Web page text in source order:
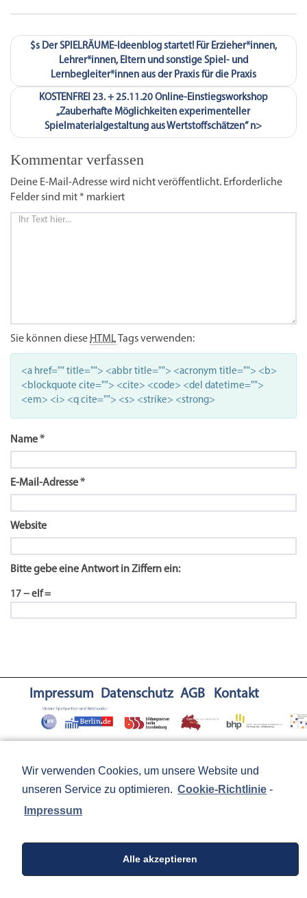
Wir verwenden Cookies, um unsere Website und
unseren Service zu optimieren. Cookie-Richtlinie -
Impressum
Alle akzeptieren
$s Der SPIELRÄUME-Ideenblog startet! Für Erzieher*innen,
Lehrer*innen, Eltern und sonstige Spiel- und
Lernbegleiter*innen aus der Praxis für die Praxis
KOSTENFREI 23. + 25.11.20 Online-Einstiegsworkshop
„Zauberhafte Möglichkeiten experimenteller
Spielmaterialgestaltung aus Wertstoffschätzen“ n>
Kommentar verfassen
Deine E-Mail-Adresse wird nicht veröffentlicht. Erforderliche
Felder sind mit* markiert
Sie können dieseHTMLTags verwenden:
<a href="" title=""> <abbr title=""> <acronym title=""> <b>
<blockquote cite=""> <cite> <code> <del datetime="">
<em> <i> <q cite=""> <s> <strike> <strong>
Name*
E-Mail-Adresse*
Website
Bitte gebe eine Antwort in Ziffern ein:
17 − elf =
Impressum Datenschutz AGB Kontakt
Berlin / +49 (0) 170 200 36 00 /info@spielräume.berlin